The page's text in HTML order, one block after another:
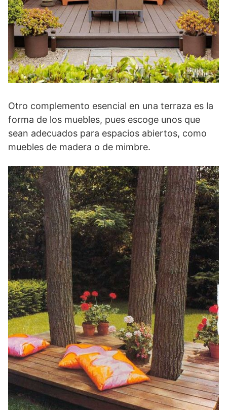
Otro complemento esencial en una terraza es la
forma de los muebles, pues escoge unos que
sean adecuados para espacios abiertos, como
muebles de madera o de mimbre.